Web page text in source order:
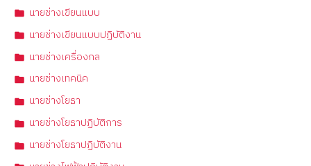
นายช่างเขียนแบบ
นายช่างเขียนแบบปฏิบัติงาน
นายช่างเครื่องกล
นายช่างเทคนิค
นายช่างโยธา
นายช่างโยธาปฏิบัติการ
นายช่างโยธาปฏิบัติงาน